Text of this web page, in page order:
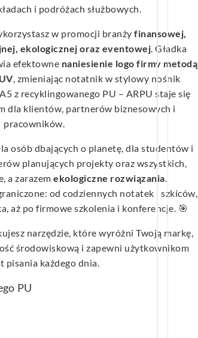
i podróżach służbowych.
w promocji branży finansowej,
ekologicznej oraz eventowej. Gładka
efektowne naniesienie logo firmy metodą
, zmieniając notatnik w stylowy nośnik
z recyklingowanego PU – ARPU staje się
dla klientów, partnerów biznesowych i
pracowników.
osób dbających o planetę, dla studentów i
planujących projekty oraz wszystkich,
a zarazemekologiczne rozwiązania.
od codziennych notatek i szkiców,
aż po firmowe szkolenia i konferencje. 🎯
narzędzie, które wyróżni Twoją markę,
środowiskową i zapewni użytkownikom
pisania każdego dnia.